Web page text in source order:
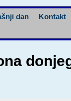
dan
Kontakt